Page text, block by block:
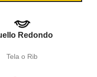
Redondo
Tela o Rib